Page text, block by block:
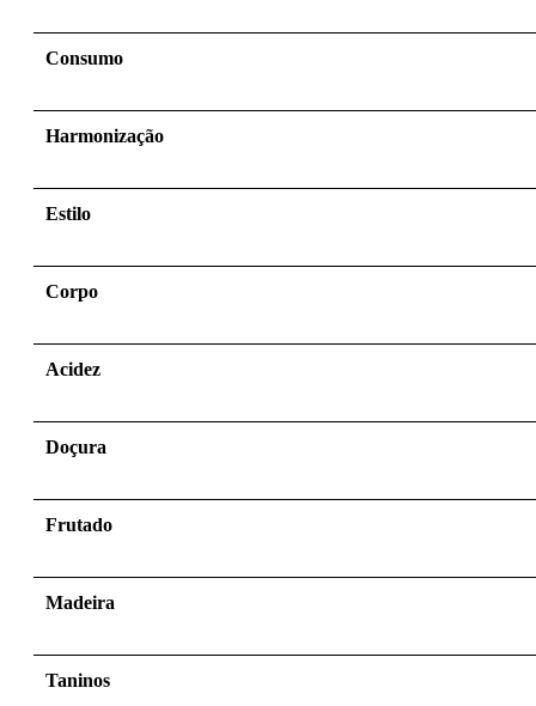
Consumo
Harmonização
Estilo
Corpo
Acidez
Doçura
Frutado
Madeira
Taninos